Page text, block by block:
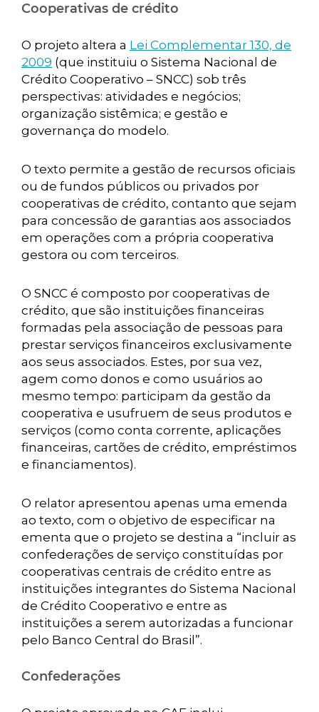
Cooperativas de crédito
O projeto altera a Lei Complementar 130, de
2009 (que instituiu o Sistema Nacional de
Crédito Cooperativo – SNCC) sob três
perspectivas: atividades e negócios;
organização sistêmica; e gestão e
governança do modelo.
O texto permite a gestão de recursos oficiais
ou de fundos públicos ou privados por
cooperativas de crédito, contanto que sejam
para concessão de garantias aos associados
em operações com a própria cooperativa
gestora ou com terceiros.
O SNCC é composto por cooperativas de
crédito, que são instituições financeiras
formadas pela associação de pessoas para
prestar serviços financeiros exclusivamente
aos seus associados. Estes, por sua vez,
agem como donos e como usuários ao
mesmo tempo: participam da gestão da
cooperativa e usufruem de seus produtos e
serviços (como conta corrente, aplicações
financeiras, cartões de crédito, empréstimos
e financiamentos).
O relator apresentou apenas uma emenda
ao texto, com o objetivo de especificar na
ementa que o projeto se destina a “incluir as
confederações de serviço constituídas por
cooperativas centrais de crédito entre as
instituições integrantes do Sistema Nacional
de Crédito Cooperativo e entre as
instituições a serem autorizadas a funcionar
pelo Banco Central do Brasil”.
Confederações